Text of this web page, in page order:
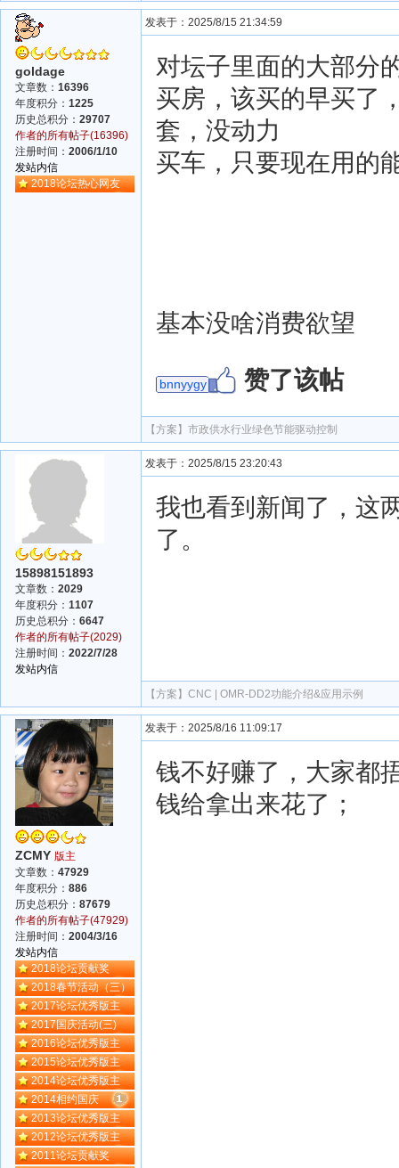
goldage
文章数： 16396
年度积分： 1225
历史总积分： 29707
作者的所有帖子(16396)
注册时间： 2006/1/10
发站内信
2018论坛热心网友
发表于：2025/8/15 21:34:59
对坛子里面的大部分
买房，该买的早买了
套，没动力
买车，只要现在用的
基本没啥消费欲望
bnnyygy 赞了该帖
【方案】 市政供水行业绿色节能驱动控制
15898151893
文章数： 2029
年度积分： 1107
历史总积分： 6647
作者的所有帖子(2029)
注册时间： 2022/7/28
发站内信
发表于：2025/8/15 23:20:43
我也看到新闻了，这
了。
【方案】 CNC | OMR-DD2功能介绍&应用示例
ZCMY 版主
文章数： 47929
年度积分： 886
历史总积分： 87679
作者的所有帖子(47929)
注册时间： 2004/3/16
发站内信
2018论坛贡献奖
2018春节活动（三）
2017论坛优秀版主
2017国庆活动(三)
2016论坛优秀版主
2015论坛优秀版主
2014论坛优秀版主
2014相约国庆
2013论坛优秀版主
2012论坛优秀版主
2011论坛贡献奖
发表于：2025/8/16 11:09:17
钱不好赚了，大家都
钱给拿出来花了；